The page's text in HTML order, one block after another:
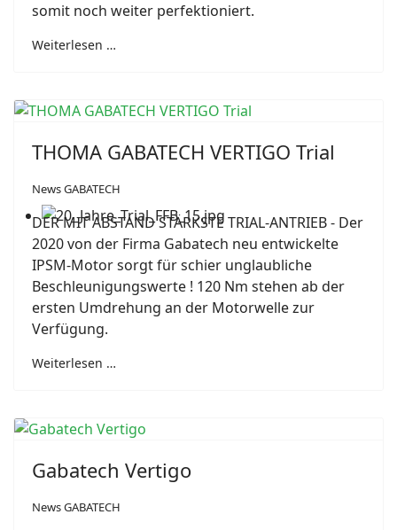
somit noch weiter perfektioniert.
Weiterlesen …
THOMA GABATECH VERTIGO Trial
News GABATECH
DER MIT ABSTAND STÄRKSTE TRIAL-ANTRIEB - Der
2020 von der Firma Gabatech neu entwickelte
IPSM-Motor sorgt für schier unglaubliche
Beschleunigungswerte ! 120 Nm stehen ab der
ersten Umdrehung an der Motorwelle zur
Verfügung.
Weiterlesen …
Gabatech Vertigo
News GABATECH